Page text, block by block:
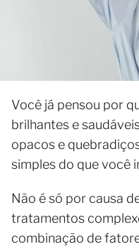
Você já pensou por
brilhantes e
opacos e
simples do que você
Não é só por causa
tratamentos
combinação de